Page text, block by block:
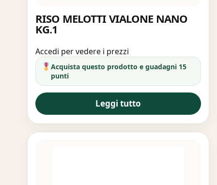
RISO MELOTTI VIALONE NANO
KG.1
Accedi per vedere i prezzi
Acquista questo prodotto e guadagni 15
punti
Leggi tutto